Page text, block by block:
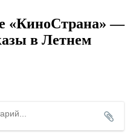
«КиноСтрана» —
в Летнем